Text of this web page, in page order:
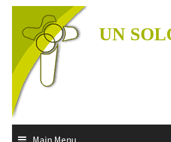
Skip
content
UN
Main Menu